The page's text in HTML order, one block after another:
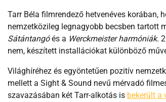
Tarr Béla filmrendező hetvenéves korában,
nemzetközileg legnagyobb becsben tartott
Sátántangóés a Werckmeister harmóniák.
nem, készített installációkat különböző
Világhíréhez és egyöntetűen pozitív
mellett a Sight & Sound nevű mérvadó
szavazásában két Tarr-alkotás is bekerült a